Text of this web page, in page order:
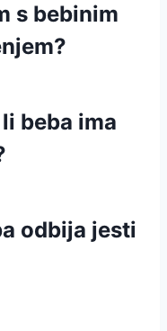
s bebinim
beba ima
odbija jesti